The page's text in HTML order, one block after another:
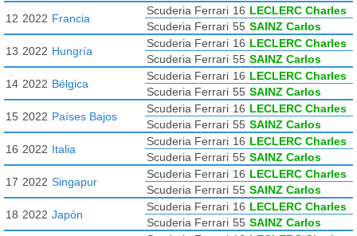
12 2022 Francia
Scuderia Ferrari 16 LECLERC Charles
Scuderia Ferrari 55 SAINZ Carlos
13 2022 Hungría
Scuderia Ferrari 16 LECLERC Charles
Scuderia Ferrari 55 SAINZ Carlos
14 2022 Bélgica
Scuderia Ferrari 16 LECLERC Charles
Scuderia Ferrari 55 SAINZ Carlos
15 2022 Países Bajos
Scuderia Ferrari 16 LECLERC Charles
Scuderia Ferrari 55 SAINZ Carlos
16 2022 Italia
Scuderia Ferrari 16 LECLERC Charles
Scuderia Ferrari 55 SAINZ Carlos
17 2022 Singapur
Scuderia Ferrari 16 LECLERC Charles
Scuderia Ferrari 55 SAINZ Carlos
18 2022 Japón
Scuderia Ferrari 16 LECLERC Charles
Scuderia Ferrari 55 SAINZ Carlos